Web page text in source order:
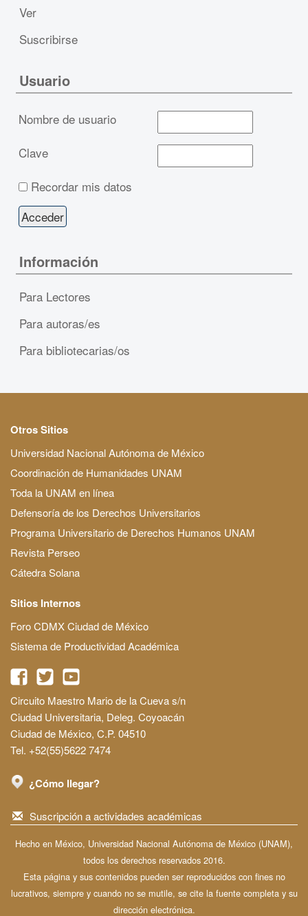
Ver
Suscribirse
Usuario
Nombre de usuario
Clave
Recordar mis datos
Información
Para Lectores
Para autoras/es
Para bibliotecarias/os
Otros Sitios
Universidad Nacional Autónoma de México
Coordinación de Humanidades UNAM
Toda la UNAM en línea
Defensoría de los Derechos Universitarios
Programa Universitario de Derechos Humanos UNAM
Revista Perseo
Cátedra Solana
Sitios Internos
Foro CDMX Ciudad de México
Sistema de Productividad Académica
Circuito Maestro Mario de la Cueva s/n
Ciudad Universitaria, Deleg. Coyoacán
Ciudad de México, C.P. 04510
Tel. +52(55)5622 7474
¿Cómo llegar?
Suscripción a actividades académicas
Hecho en México, Universidad Nacional Autónoma de México (UNAM),
todos los derechos reservados 2016.
Esta página y sus contenidos pueden ser reproducidos con fines no
lucrativos, siempre y cuando no se mutile, se cite la fuente completa y su
dirección electrónica.